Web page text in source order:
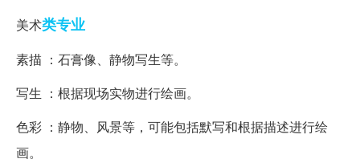
美术类专业
素描 ：石膏像、静物写生等。
写生 ：根据现场实物进行绘画。
色彩 ：静物、风景等，可能包括默写和根据描述进行绘
画。